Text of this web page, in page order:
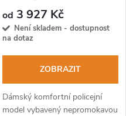
od 3 927 Kč
Není skladem - dostupnost
na dotaz
ZOBRAZIT
Dámský komfortní policejní
model vybavený nepromokavou